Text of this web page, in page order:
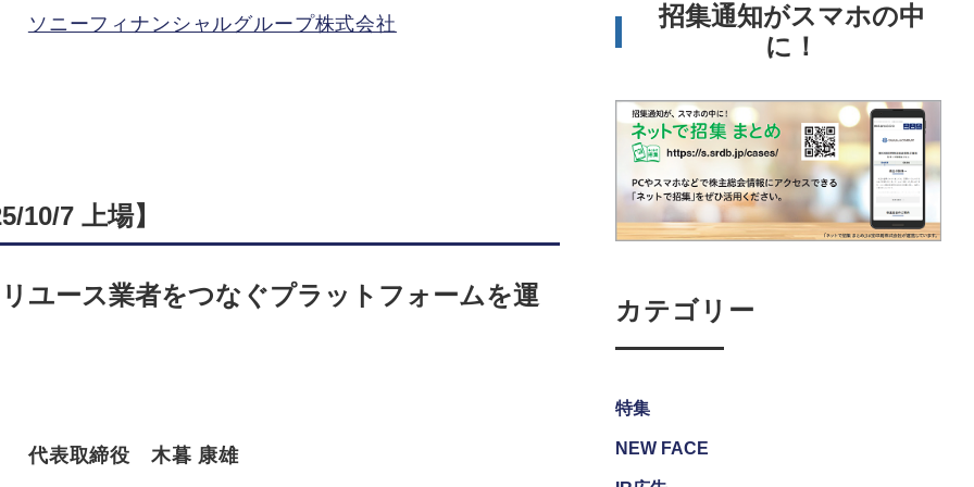
ソニーフィナンシャルグループ株式会社
10/7 上場】
ユース業者をつなぐプラットフォームを運
代表取締役 木暮 康雄
招集通知がスマホの中
に！
カテゴリー
特集
NEW FACE